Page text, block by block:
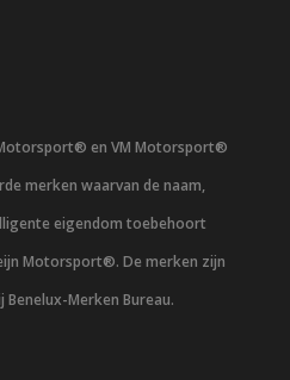
en VM Motorsport®
merken waarvan de naam,
eigendom toebehoort
Motorsport®. De merken zijn
Merken Bureau.